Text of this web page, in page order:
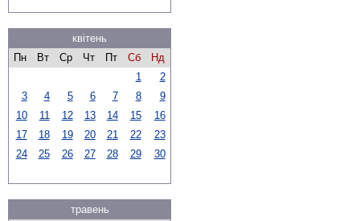
квітень
Пн
Вт Ср Чт Пт Сб
Нд
1
2
3
4 5 6 7 8
9
10
11 12 13 14 15
16
17
18 19 20 21 22
23
24
25 26 27 28 29 30
травень